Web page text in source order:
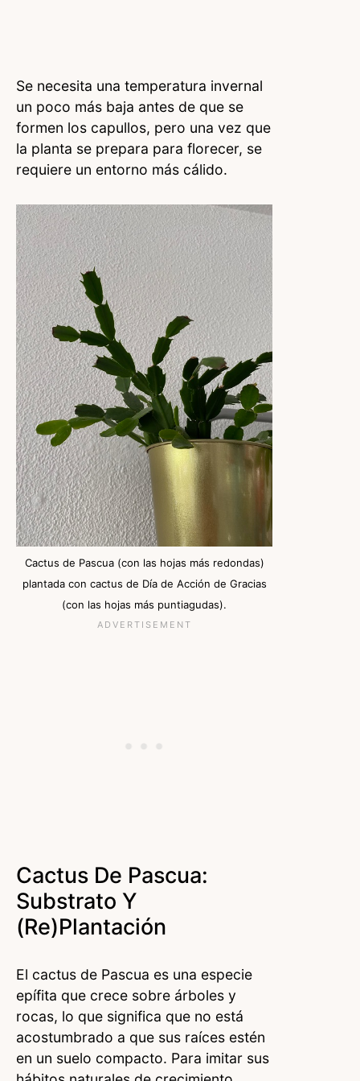
Se necesita una temperatura invernal
un poco más baja antes de que se
formen los capullos, pero una vez que
la planta se prepara para florecer, se
requiere un entorno más cálido.
Cactus de Pascua (con las hojas más redondas)
plantada con cactus de Día de Acción de Gracias
(con las hojas más puntiagudas).
Cactus De Pascua:
Substrato Y
(re)plantación
El cactus de Pascua es una especie
epífita que crece sobre árboles y
rocas, lo que significa que no está
acostumbrado a que sus raíces estén
en un suelo compacto. Para imitar sus